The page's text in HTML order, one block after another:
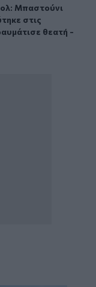
Μπαστούνι
στις
θεατή -